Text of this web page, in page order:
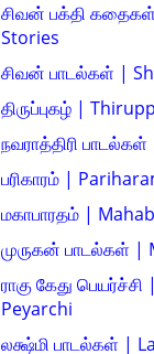
சிவன் பக்தி
Stories
சிவன் பாடல்கள் |
திருப்புகழ் |
நவராத்திரி
பரிகாரம் |
மகாபாரதம் |
முருகன் பாடல்கள் |
ராகு கேது
Peyarchi
லக்ஷ்மி பாடல்கள் |